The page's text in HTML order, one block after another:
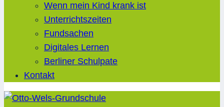
Wenn mein Kind krank ist
Unterrichtszeiten
Fundsachen
Digitales Lernen
Berliner Schulpate
Kontakt